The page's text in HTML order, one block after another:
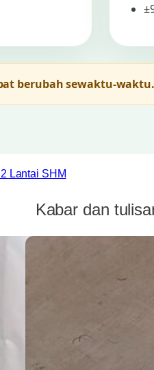
berubah sewaktu-waktu.
Lantai SHM
Kabar dan